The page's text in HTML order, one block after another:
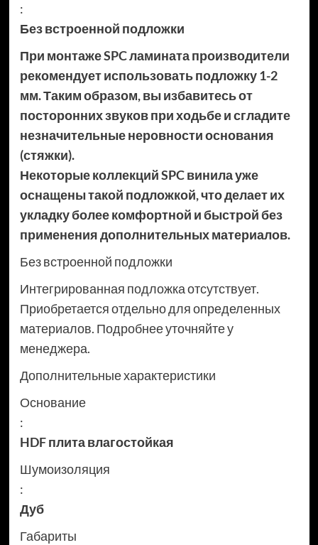
:
Без встроенной подложки
При монтаже SPC ламината производители
рекомендует использовать подложку 1-2
мм. Таким образом, вы избавитесь от
посторонних звуков при ходьбе и сгладите
незначительные неровности основания
(стяжки).
Некоторые коллекций SPC винила уже
оснащены такой подложкой, что делает их
укладку более комфортной и быстрой без
применения дополнительных материалов.
Без встроенной подложки
Интегрированная подложка отсутствует.
Приобретается отдельно для определенных
материалов. Подробнее уточняйте у
менеджера.
Дополнительные характеристики
Основание
:
HDF плита влагостойкая
Шумоизоляция
:
Дуб
Габариты